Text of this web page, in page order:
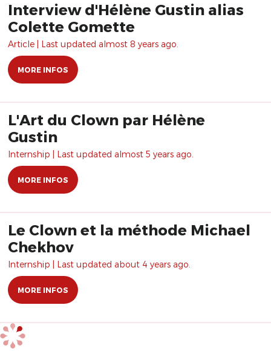
Interview d'Hélène Gustin alias
Colette Gomette
Article | Last updated almost 8 years ago.
MORE INFOS
L'Art du Clown par Hélène
Gustin
Internship | Last updated almost 5 years ago.
MORE INFOS
Le Clown et la méthode Michael
Chekhov
Internship | Last updated about 4 years ago.
MORE INFOS